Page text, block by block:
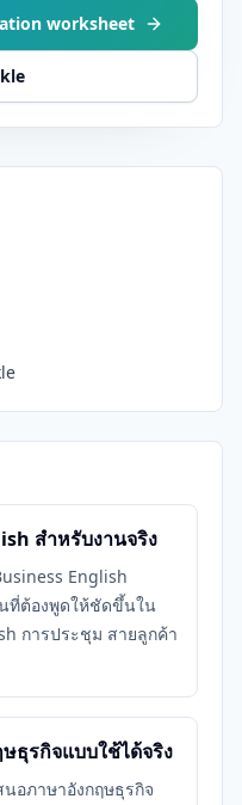
worksheet
สำหรับงานจริง
English
ที่ต้องพูดให้ชัดขึ้นใน
การประชุม สายลูกค้า
ธุรกิจแบบใช้ได้จริง
อภาษาอังกฤษธุรกิจ